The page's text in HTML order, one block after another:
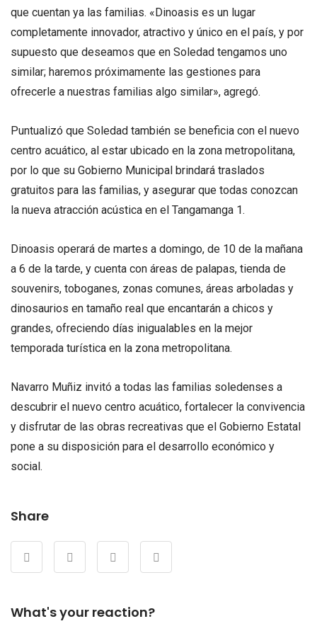
que cuentan ya las familias. «Dinoasis es un lugar
completamente innovador, atractivo y único en el país, y por
supuesto que deseamos que en Soledad tengamos uno
similar; haremos próximamente las gestiones para
ofrecerle a nuestras familias algo similar», agregó.
Puntualizó que Soledad también se beneficia con el nuevo
centro acuático, al estar ubicado en la zona metropolitana,
por lo que su Gobierno Municipal brindará traslados
gratuitos para las familias, y asegurar que todas conozcan
la nueva atracción acústica en el Tangamanga 1.
Dinoasis operará de martes a domingo, de 10 de la mañana
a 6 de la tarde, y cuenta con áreas de palapas, tienda de
souvenirs, toboganes, zonas comunes, áreas arboladas y
dinosaurios en tamaño real que encantarán a chicos y
grandes, ofreciendo días inigualables en la mejor
temporada turística en la zona metropolitana.
Navarro Muñiz invitó a todas las familias soledenses a
descubrir el nuevo centro acuático, fortalecer la convivencia
y disfrutar de las obras recreativas que el Gobierno Estatal
pone a su disposición para el desarrollo económico y
social.
Share
What's your reaction?